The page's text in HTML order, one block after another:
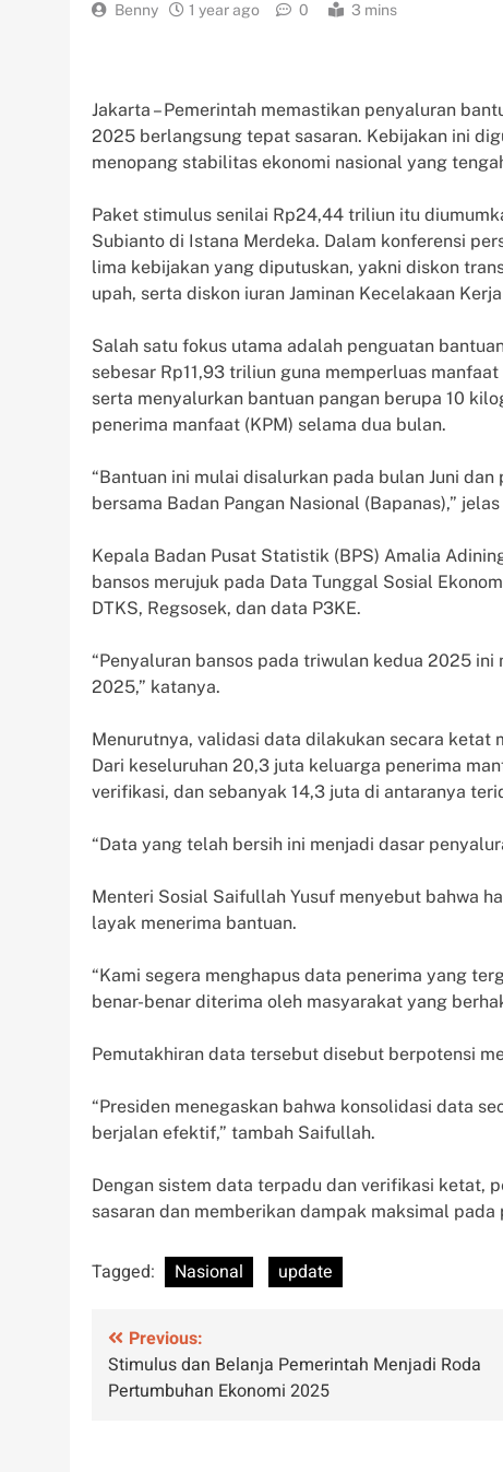
Benny 1 year ago 0 3 mins
Jakarta – Pemerintah memastikan penyaluran
2025 berlangsung tepat sasaran. Kebijakan ini
menopang stabilitas ekonomi nasional yang
Paket stimulus senilai Rp24,44 triliun itu
Subianto di Istana Merdeka. Dalam konferensi
lima kebijakan yang diputuskan, yakni diskon
upah, serta diskon iuran Jaminan Kecelakaan Kerja
Salah satu fokus utama adalah penguatan
sebesar Rp11,93 triliun guna memperluas
serta menyalurkan bantuan pangan berupa 10
penerima manfaat (KPM) selama dua bulan.
“Bantuan ini mulai disalurkan pada bulan Juni
bersama Badan Pangan Nasional (Bapanas),”
Kepala Badan Pusat Statistik (BPS) Amalia
bansos merujuk pada Data Tunggal Sosial
DTKS, Regsosek, dan data P3KE.
“Penyaluran bansos pada triwulan kedua 2025
2025,” katanya.
Menurutnya, validasi data dilakukan secara ketat
Dari keseluruhan 20,3 juta keluarga penerima
verifikasi, dan sebanyak 14,3 juta di antaranya
“Data yang telah bersih ini menjadi dasar
Menteri Sosial Saifullah Yusuf menyebut bahwa
layak menerima bantuan.
“Kami segera menghapus data penerima yang
benar-benar diterima oleh masyarakat yang
Pemutakhiran data tersebut disebut berpotensi
“Presiden menegaskan bahwa konsolidasi data
berjalan efektif,” tambah Saifullah.
Dengan sistem data terpadu dan verifikasi ketat,
sasaran dan memberikan dampak maksimal
Tagged: Nasional update
Post
navigation
Previous:
Stimulus dan Belanja Pemerintah Menjadi Roda
Pertumbuhan Ekonomi 2025